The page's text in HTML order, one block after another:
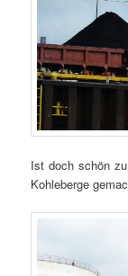
Ist doch schön
Kohleberge